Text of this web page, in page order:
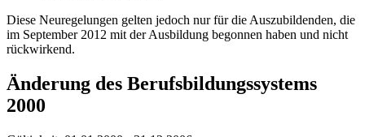
Diese Neuregelungen gelten jedoch nur für die Auszubildenden, die
im September 2012 mit der Ausbildung begonnen haben und nicht
rückwirkend.
Änderung des Berufsbildungssystems
2000